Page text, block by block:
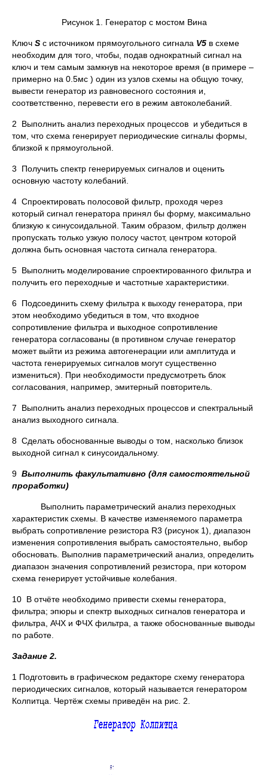
Рисунок 1. Генератор с мостом Вина
Ключ S с источником прямоугольного сигнала V5 в схеме
необходим для того, чтобы, подав однократный сигнал на
ключ и тем самым замкнув на некоторое время (в примере –
примерно на 0.5мс ) один из узлов схемы на общую точку,
вывести генератор из равновесного состояния и,
соответственно, перевести его в режим автоколебаний.
2 Выполнить анализ переходных процессов и убедиться в
том, что схема генерирует периодические сигналы формы,
близкой к прямоугольной.
3 Получить спектр генерируемых сигналов и оценить
основную частоту колебаний.
4 Спроектировать полосовой фильтр, проходя через
который сигнал генератора принял бы форму, максимально
близкую к синусоидальной. Таким образом, фильтр должен
пропускать только узкую полосу частот, центром которой
должна быть основная частота сигнала генератора.
5 Выполнить моделирование спроектированного фильтра и
получить его переходные и частотные характеристики.
6 Подсоединить схему фильтра к выходу генератора, при
этом необходимо убедиться в том, что входное
сопротивление фильтра и выходное сопротивление
генератора согласованы (в противном случае генератор
может выйти из режима автогенерации или амплитуда и
частота генерируемых сигналов могут существенно
измениться). При необходимости предусмотреть блок
согласования, например, эмитерный повторитель.
7 Выполнить анализ переходных процессов и спектральный
анализ выходного сигнала.
8 Сделать обоснованные выводы о том, насколько близок
выходной сигнал к синусоидальному.
9 Выполнить факультативно (для самостоятельной
проработки)
Выполнить параметрический анализ переходных
характеристик схемы. В качестве изменяемого параметра
выбрать сопротивление резистора R3 (рисунок 1), диапазон
изменения сопротивления выбрать самостоятельно, выбор
обосновать. Выполнив параметрический анализ, определить
диапазон значения сопротивлений резистора, при котором
схема генерирует устойчивые колебания.
10 В отчёте необходимо привести схемы генератора,
фильтра; эпюры и спектр выходных сигналов генератора и
фильтра, АЧХ и ФЧХ фильтра, а также обоснованные выводы
по работе.
Задание 2.
1 Подготовить в графическом редакторе схему генератора
периодических сигналов, который называется генератором
Колпитца. Чертёж схемы приведён на рис. 2.